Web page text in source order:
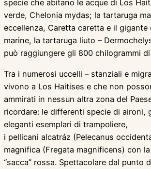
specie che abitano le acque di Los
verde, Chelonia mydas; la tartaruga
eccellenza, Caretta caretta e il gigante
marine, la tartaruga liuto –
può raggiungere gli 800 chilogrammi
Tra i numerosi uccelli – stanziali e
vivono a Los Haitises e che non
ammirati in nessun altra zona del
ricordare: le differenti specie di aironi,
eleganti esemplari di trampoliere,
i pellicani alcatráz (Pelecanus
magnifica (Fregata magnificens) con
“sacca” rossa. Spettacolare dal punto